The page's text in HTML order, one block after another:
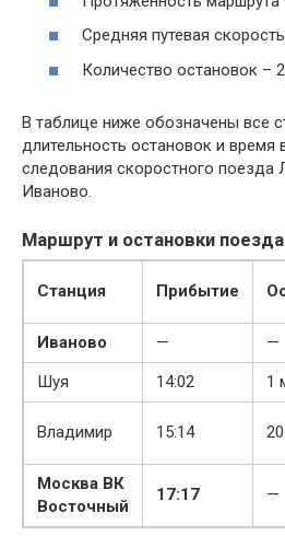
Средняя путевая
Количество остановок – 2.
В таблице ниже обозначены все
длительность остановок и время
следования скоростного поезда
Иваново.
Маршрут и остановки
Станция Прибытие
Иваново — —
Шуя
14:02 1
Владимир 15:14
Москва ВК
Восточный
17:17 —